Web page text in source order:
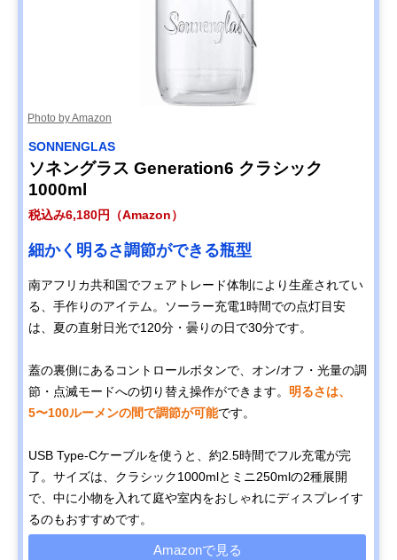
Photo by Amazon
SONNENGLAS
ソネングラス Generation6 クラシック
1000ml
税込み6,180円（Amazon）
細かく明るさ調節ができる瓶型
南アフリカ共和国でフェアトレード体制により生産されてい
る、手作りのアイテム。ソーラー充電1時間での点灯目安
は、夏の直射日光で120分・曇りの日で30分です。
蓋の裏側にあるコントロールボタンで、オン/オフ・光量の調
節・点滅モードへの切り替え操作ができます。 明るさは、
5〜100ルーメンの間で調節が可能です。
USB Type-Cケーブルを使うと、約2.5時間でフル充電が完
了。サイズは、クラシック1000mlとミニ250mlの2種展開
で、中に小物を入れて庭や室内をおしゃれにディスプレイす
るのもおすすめです。
Amazonで見る